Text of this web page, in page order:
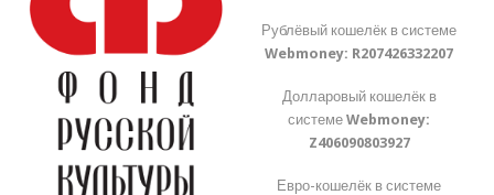
Рублёвый кошелёк в системе
Webmoney: R207426332207
Долларовый кошелёк в
системеWebmoney:
Z406090803927
Евро-кошелёк в системе